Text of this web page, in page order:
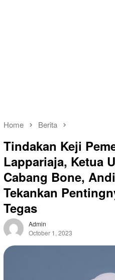
Home Berita
Tindakan Keji
Lappariaja, Ketua
Cabang Bone,
Tekankan
Tegas
Admin
October 1, 2023